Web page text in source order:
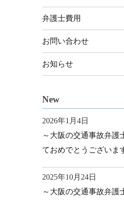
弁護士費用
お問い合わせ
お知らせ
New
2026年1月4日
～大阪の交通事故弁
ておめでとうございま
2025年10月24日
～大阪の交通事故弁